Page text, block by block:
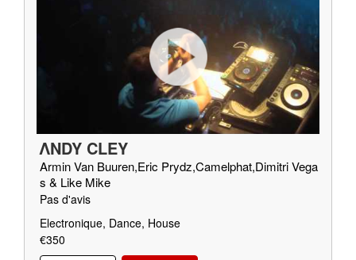
ΛNDY CLEY
Armin Van Buuren,Eric Prydz,Camelphat,Dimitri Vega
s & Like Mike
Pas d'avis
Electronique, Dance, House
€350